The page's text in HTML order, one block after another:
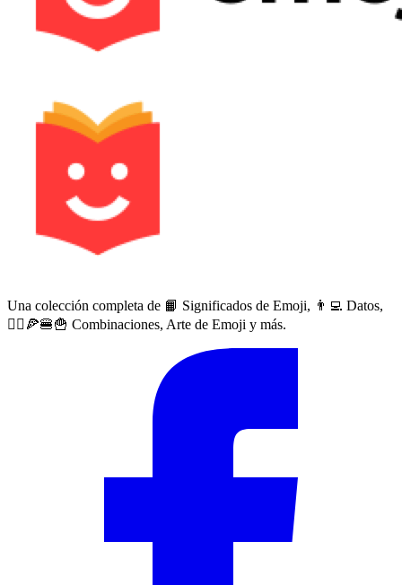
Una colección completa de 📙 Significados de Emoji, 👨‍💻 Datos,
🙅‍♀️🍕🍔🍟 Combinaciones, Arte de Emoji y más.